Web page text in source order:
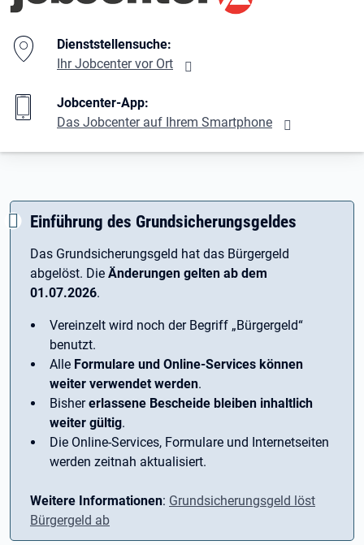
Dienststellensuche:
Ihr Jobcenter vor Ort
Jobcenter-App:
Das Jobcenter auf Ihrem Smartphone
Einführung des Grundsicherungsgeldes
Das Grundsicherungsgeld hat das Bürgergeld
abgelöst. Die Änderungen gelten ab dem
01.07.2026.
Vereinzelt wird noch der Begriff ­„Bürgergeld“
benutzt.
Alle Formulare und Online-Services können
weiter verwendet werden.
Bishererlassene Bescheide bleiben inhaltlich
weiter gültig.
Die Online-Services, Formulare und Internetseiten
werden zeitnah aktualisiert.
Weitere Informationen: Grundsicherungsgeld löst
Bürgergeld ab